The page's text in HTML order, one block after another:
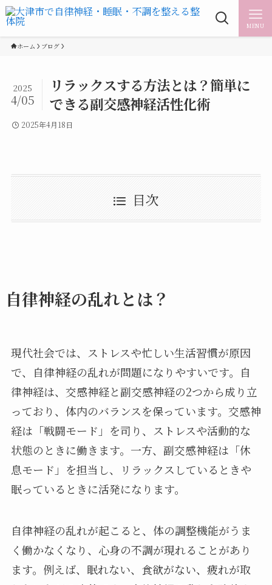
MENU
ホーム ブログ
リラックスする方法とは？簡単に
できる副交感神経活性化術
2025
4/05
2025年4月18日
目次
自律神経の乱れとは？
現代社会では、ストレスや忙しい生活習慣が原因
で、自律神経の乱れが問題になりやすいです。自
律神経は、交感神経と副交感神経の2つから成り立
っており、体内のバランスを保っています。交感神
経は「戦闘モード」を司り、ストレスや活動的な
状態のときに働きます。一方、副交感神経は「休
息モード」を担当し、リラックスしているときや
眠っているときに活発になります。
自律神経の乱れが起こると、体の調整機能がうま
く働かなくなり、心身の不調が現れることがあり
ます。例えば、眠れない、食欲がない、疲れが取